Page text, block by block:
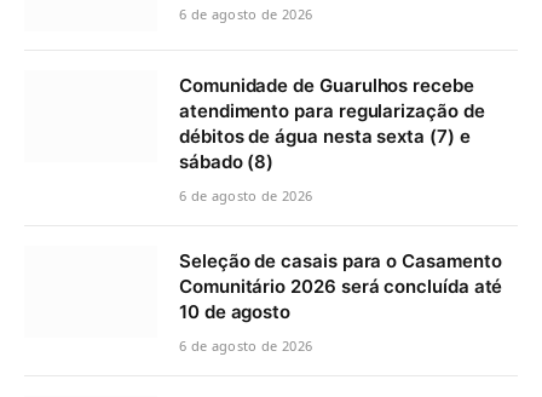
6 de agosto de 2026
Comunidade de Guarulhos recebe
atendimento para regularização de
débitos de água nesta sexta (7) e
sábado (8)
6 de agosto de 2026
Seleção de casais para o Casamento
Comunitário 2026 será concluída até
10 de agosto
6 de agosto de 2026